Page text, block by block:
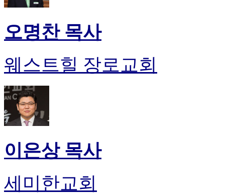
오명찬 목사
웨스트힐 장로교회
이은상 목사
세미한교회